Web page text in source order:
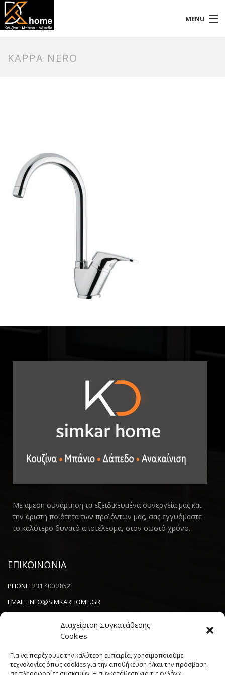
Διαχείριση Συγκατάθεσης
Cookies
Για να παρέχουμε την καλύτερη εμπειρία, χρησιμοποιούμε
τεχνολογίες όπως cookies για την αποθήκευση ή/και την πρόσβαση
MENU
KAPPA NERO
Με άμεση συνάρτηση τα εξειδικευμένα συνεργεία μας και
την άριστη ποιότητα των προϊόντων μας, σας εγγυόμαστε
το καλύτερο δυνατό αποτέλεσμα, στον σωστό χρόνο.
ΕΠΙΚΟΙΝΩΝΙΑ
PHONE: 231 400 2852
EMAIL: INFO@SIMKARHOME.GR
NEWSLETTER